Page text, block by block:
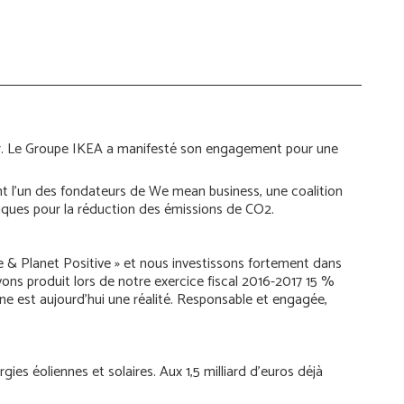
Groupe IKEA a manifesté son engagement pour une
des fondateurs de We mean business, une coalition
pour la réduction des émissions de CO2.
Planet Positive » et nous investissons fortement dans
produit lors de notre exercice fiscal 2016-2017 15 %
est aujourd’hui une réalité. Responsable et engagée,
éoliennes et solaires. Aux 1,5 milliard d’euros déjà